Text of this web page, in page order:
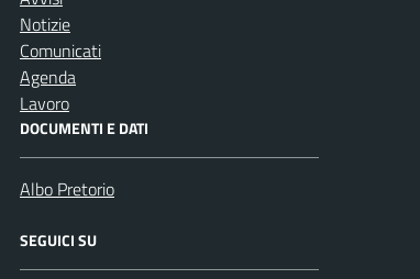
Notizie
Comunicati
Agenda
Lavoro
DOCUMENTI E DATI
Albo Pretorio
SEGUICI SU